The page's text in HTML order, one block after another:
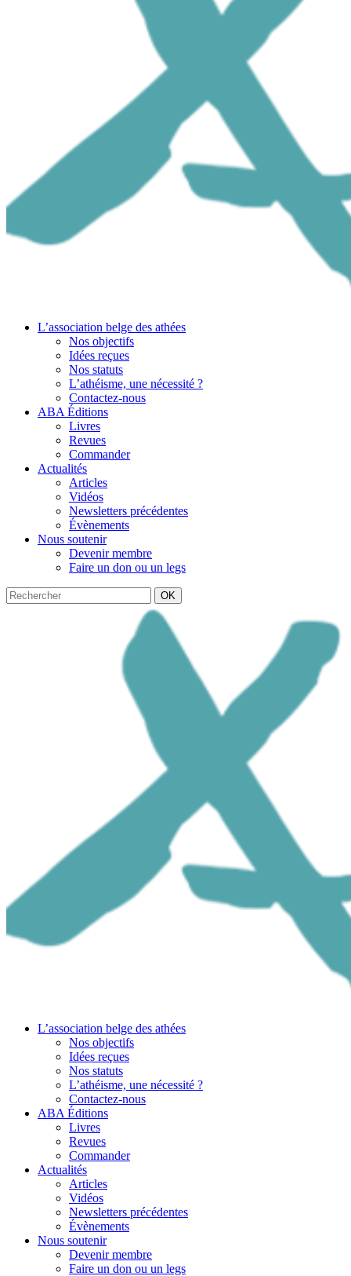
L’association belge des athées
Nos objectifs
Idées reçues
Nos statuts
L’athéisme, une nécessité ?
Contactez-nous
ABA Éditions
Livres
Revues
Commander
Actualités
Articles
Vidéos
Newsletters précédentes
Évènements
Nous soutenir
Devenir membre
Faire un don ou un legs
OK
L’association belge des athées
Nos objectifs
Idées reçues
Nos statuts
L’athéisme, une nécessité ?
Contactez-nous
ABA Éditions
Livres
Revues
Commander
Actualités
Articles
Vidéos
Newsletters précédentes
Évènements
Nous soutenir
Devenir membre
Faire un don ou un legs